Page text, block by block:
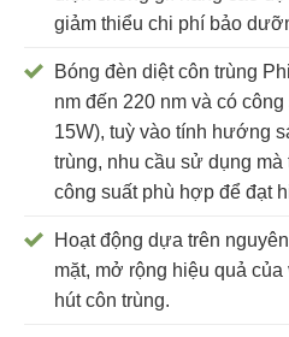
giảm thiểu chi phí bảo
Bóng đèn diệt côn trùng
nm đến 220 nm và có
15W), tuỳ vào tính hướng
trùng, nhu cầu sử dụng
công suất phù hợp để đạt
Hoạt động dựa trên
mặt, mở rộng hiệu quả
hút côn trùng.